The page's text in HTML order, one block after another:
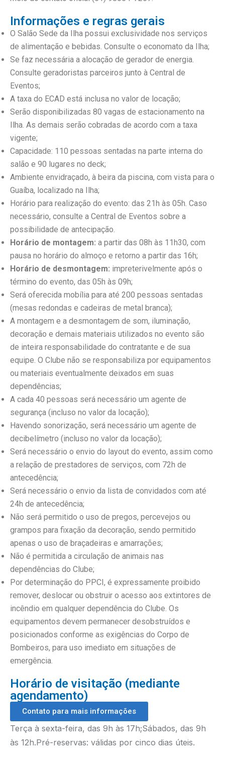
Informações e regras gerais
O Salão Sede da Ilha possui exclusividade nos serviços
de alimentação e bebidas. Consulte o economato da Ilha;
Se faz necessária a alocação de gerador de energia.
Consulte geradoristas parceiros junto à Central de
Eventos;
A taxa do ECAD está inclusa no valor de locação;
Serão disponibilizadas 80 vagas de estacionamento na
Ilha. As demais serão cobradas de acordo com a taxa
vigente;
Capacidade: 110 pessoas sentadas na parte interna do
salão e 90 lugares no deck;
Ambiente envidraçado, à beira da piscina, com vista para o
Guaíba, localizado na Ilha;
Horário para realização do evento: das 21h às 05h. Caso
necessário, consulte a Central de Eventos sobre a
possibilidade de antecipação.
Horário de montagem: a partir das 08h às 11h30, com
pausa no horário do almoço e retorno a partir das 16h;
Horário de desmontagem: impreterivelmente após o
término do evento, das 05h às 09h;
Será oferecida mobília para até 200 pessoas sentadas
(mesas redondas e cadeiras de metal branca);
A montagem e a desmontagem de som, iluminação,
decoração e demais materiais utilizados no evento são
de inteira responsabilidade do contratante e de sua
equipe. O Clube não se responsabiliza por equipamentos
ou materiais eventualmente deixados em suas
dependências;
A cada 40 pessoas será necessário um agente de
segurança (incluso no valor da locação);
Havendo sonorização, será necessário um agente de
decibelímetro (incluso no valor da locação);
Será necessário o envio do layout do evento, assim como
a relação de prestadores de serviços, com 72h de
antecedência;
Será necessário o envio da lista de convidados com até
24h de antecedência;
Não será permitido o uso de pregos, percevejos ou
grampos para fixação da decoração, sendo permitido
apenas o uso de braçadeiras e amarrações;
Não é permitida a circulação de animais nas
dependências do Clube;
Por determinação do PPCI, é expressamente proibido
remover, deslocar ou obstruir o acesso aos extintores de
incêndio em qualquer dependência do Clube. Os
equipamentos devem permanecer desobstruídos e
posicionados conforme as exigências do Corpo de
Bombeiros, para uso imediato em situações de
emergência.
Horário de visitação (mediante
agendamento)
Contato para mais informações
Terça à sexta-feira, das 9h às 17h;Sábados, das 9h
às 12h.Pré-reservas: válidas por cinco dias úteis.